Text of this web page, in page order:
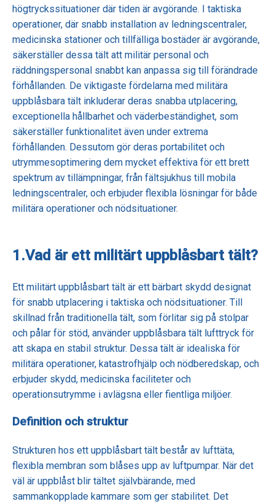
högtryckssituationer där tiden är avgörande. I taktiska
operationer, där snabb installation av ledningscentraler,
medicinska stationer och tillfälliga bostäder är avgörande,
säkerställer dessa tält att militär personal och
räddningspersonal snabbt kan anpassa sig till förändrade
förhållanden. De viktigaste fördelarna med militära
uppblåsbara tält inkluderar deras snabba utplacering,
exceptionella hållbarhet och väderbeständighet, som
säkerställer funktionalitet även under extrema
förhållanden. Dessutom gör deras portabilitet och
utrymmesoptimering dem mycket effektiva för ett brett
spektrum av tillämpningar, från fältsjukhus till mobila
ledningscentraler, och erbjuder flexibla lösningar för både
militära operationer och nödsituationer.
1.Vad är ett militärt uppblåsbart tält?
Ett militärt uppblåsbart tält är ett bärbart skydd designat
för snabb utplacering i taktiska och nödsituationer. Till
skillnad från traditionella tält, som förlitar sig på stolpar
och pålar för stöd, använder uppblåsbara tält lufttryck för
att skapa en stabil struktur. Dessa tält är idealiska för
militära operationer, katastrofhjälp och nödberedskap, och
erbjuder skydd, medicinska faciliteter och
operationsutrymme i avlägsna eller fientliga miljöer.
Definition och struktur
Strukturen hos ett uppblåsbart tält består av lufttäta,
flexibla membran som blåses upp av luftpumpar. När det
väl är uppblåst blir tältet självbärande, med
sammankopplade kammare som ger stabilitet. Det